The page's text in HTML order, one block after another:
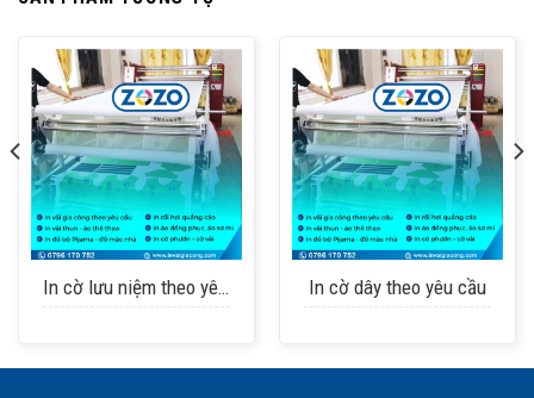
In cờ lưu niệm theo yêu cầu In cờ dây theo yêu cầu